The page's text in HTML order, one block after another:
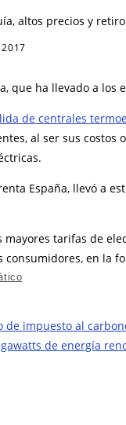
que ha llevado a los
de centrales
al ser sus
España, llevó a
mayores tarifas de
en la
impuesto al
de energía